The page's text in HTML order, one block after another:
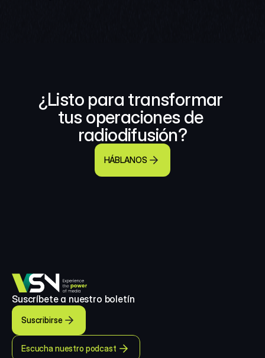
¿Listo para transformar
tus operaciones de
radiodifusión?
HÁBLANOS
Suscríbete a nuestro boletín
Suscribirse
Escucha nuestro podcast